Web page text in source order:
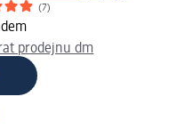
(7)
prodejnu dm